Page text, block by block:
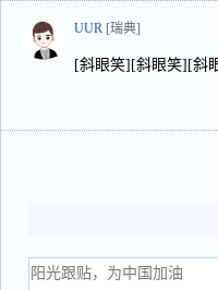
UUR [瑞典]
[斜眼笑][斜眼笑][斜